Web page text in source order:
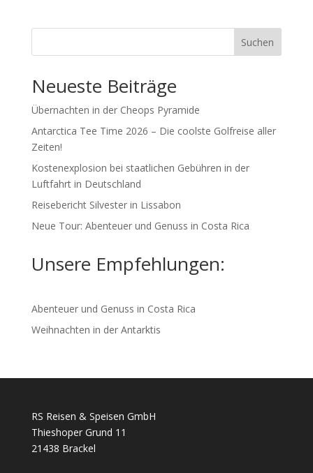
Suchen
Neueste Beiträge
Übernachten in der Cheops Pyramide
Antarctica Tee Time 2026 – Die coolste Golfreise aller
Zeiten!
Kostenexplosion bei staatlichen Gebühren in der
Luftfahrt in Deutschland
Reisebericht Silvester in Lissabon
Neue Tour: Abenteuer und Genuss in Costa Rica
Unsere Empfehlungen:
Abenteuer und Genuss in Costa Rica
Weihnachten in der Antarktis
RS Reisen & Speisen GmbH
Thieshoper Grund 11
21438 Brackel